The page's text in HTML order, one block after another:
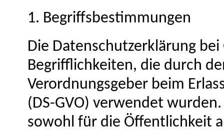
1. Begriffsbestimmungen
Die Datenschutzerklärung
Begrifflichkeiten, die durch
Verordnungsgeber beim
(DS-GVO) verwendet
sowohl für die Öffentlichkeit